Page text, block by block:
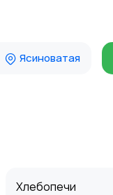
Ясиноватая
Хлебопечи